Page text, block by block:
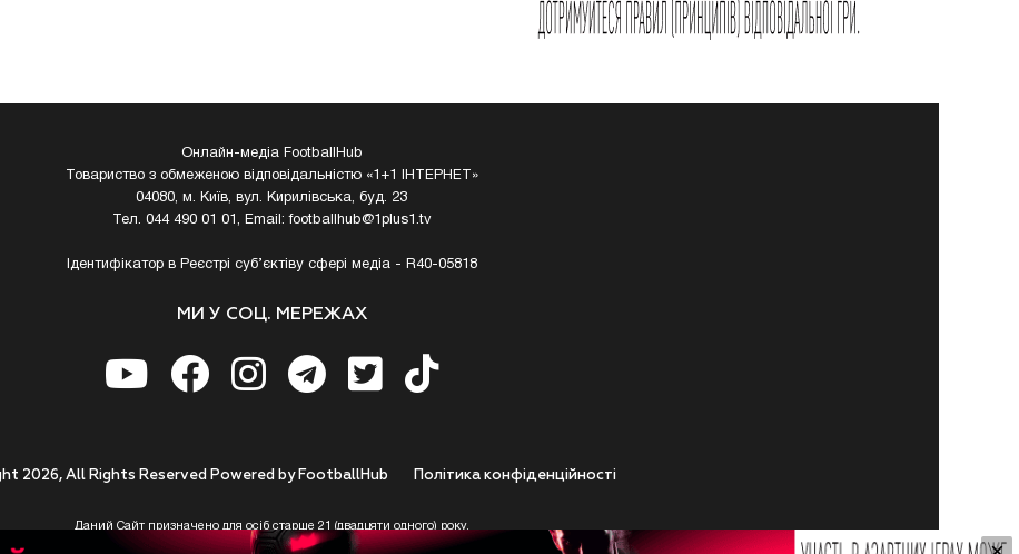
Онлайн-медіа FootballHub
Товариство з обмеженою відповідальністю «1+1 ІНТЕРНЕТ»
04080, м. Київ, вул. Кирилівська, буд. 23
Тел. 044 490 01 01, Email:footballhub@1plus1.tv
Ідентифікатор в Реєстрі суб’єктіву сфері медіа - R40-05818
МИ У СОЦ. МЕРЕЖАХ
Полiтика конфiденцiйностi
2026, All Rights Reserved Powered by FootballHub
Даний Сайт призначено для осіб старше 21 (двадцяти одного) року.
до використання https://footballhub.ua, Користувач цим підтверджує, що досяг 21-річного віку.